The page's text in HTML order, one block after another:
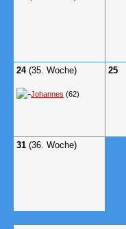
24(35. Woche)
Johannes (62)
25
31 (36. Woche)